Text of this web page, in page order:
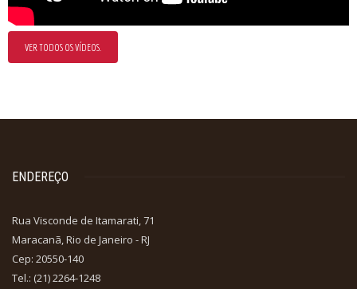
VER TODOS OS VÍDEOS.
ENDEREÇO
Rua Visconde de Itamarati, 71
Maracanã, Rio de Janeiro - RJ
Cep: 20550-140
Tel.: (21) 2264-1248